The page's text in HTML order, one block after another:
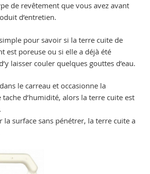
de revêtement que vous avez avant
d’entretien.
pour savoir si la terre cuite de
est poreuse ou si elle a déjà été
laisser couler quelques gouttes d’eau.
le carreau et occasionne la
d’humidité, alors la terre cuite est
la surface sans pénétrer, la terre cuite a